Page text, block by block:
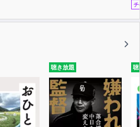
チ
聴き放題 聴